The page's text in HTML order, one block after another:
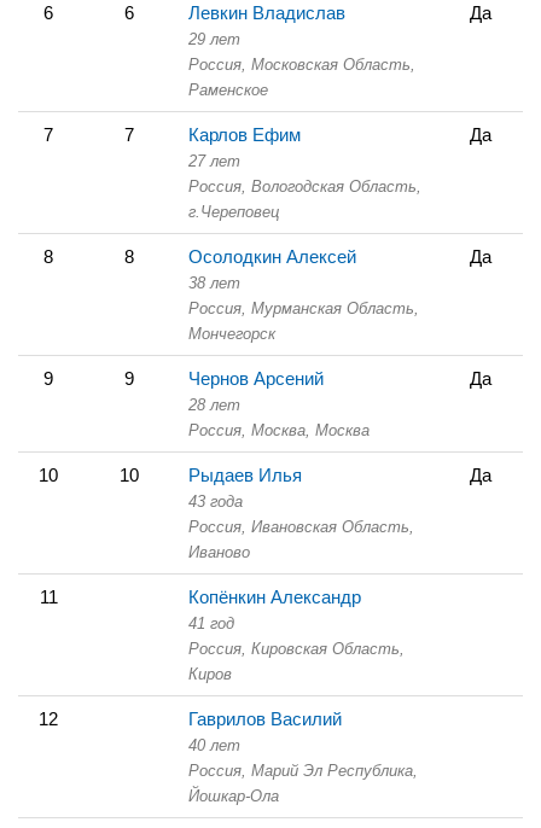
6 6 Левкин Владислав
29 лет
Россия, Московская Область,
Раменское
Да
7 7 Карлов Ефим
27 лет
Россия, Вологодская Область,
г.Череповец
Да
8 8 Осолодкин Алексей
38 лет
Россия, Мурманская Область,
Мончегорск
Да
9 9 Чернов Арсений
28 лет
Россия, Москва, Москва
Да
10 10 Рыдаев Илья
43 года
Россия, Ивановская Область,
Иваново
Да
11 Копёнкин Александр
41 год
Россия, Кировская Область,
Киров
12 Гаврилов Василий
40 лет
Россия, Марий Эл Республика,
Йошкар-Ола